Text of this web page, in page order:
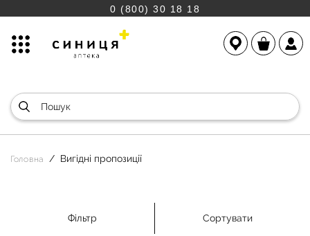
0 (800) 30 18 18
Головна Вигідні пропозиції
Фільтр Сортувати